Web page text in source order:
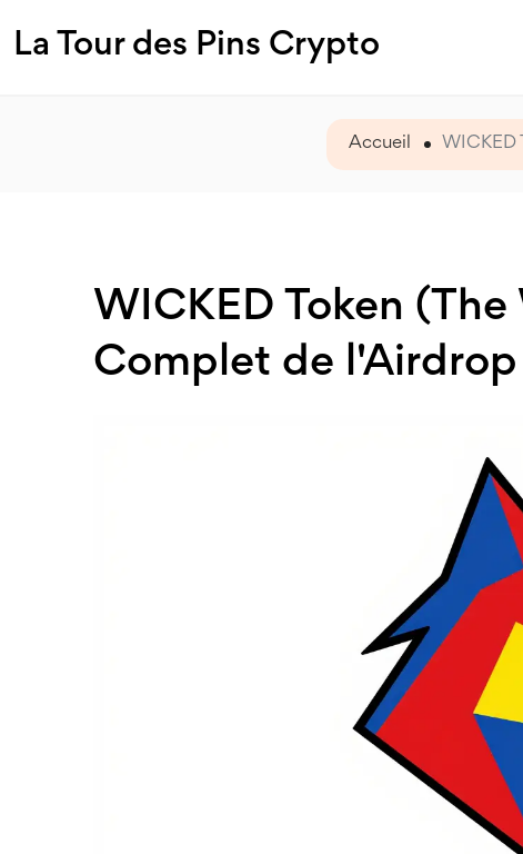
La Tour des Pins Crypto
Accueil WICKED
WICKED Token
Complet de